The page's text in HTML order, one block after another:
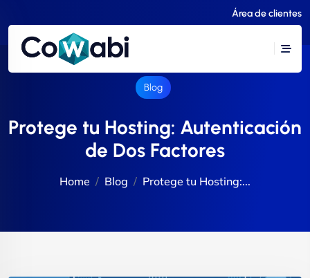
Área de clientes
Blog
Protege tu Hosting: Autenticación
de Dos Factores
Home Blog Protege tu Hosting:...